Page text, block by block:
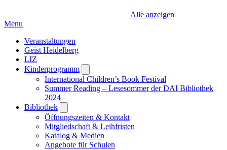
Alle anzeigen
Menu
Veranstaltungen
Geist Heidelberg
LIZ
Kinderprogramm
submenu
International Children’s Book Festival
Summer Reading – Lesesommer der DAI Bibliothek
2024
Bibliothek
submenu
Öffnungszeiten & Kontakt
Mitgliedschaft & Leihfristen
Katalog & Medien
Angebote für Schulen